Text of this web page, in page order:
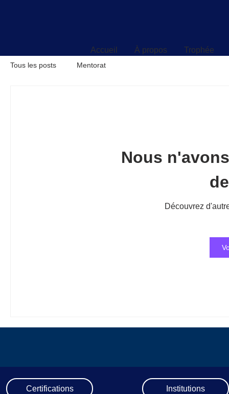
Accueil À propos Trophée
Tous les posts Mentorat
Nous
Découvrez
Certifications Institutions